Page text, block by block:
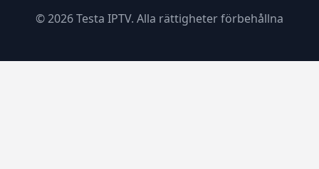
© 2026 Testa IPTV. Alla rättigheter förbehållna